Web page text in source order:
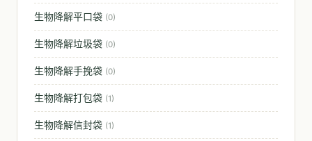
生物降解平口袋 (0)
生物降解垃圾袋 (0)
生物降解手挽袋 (0)
生物降解打包袋 (1)
生物降解信封袋 (1)